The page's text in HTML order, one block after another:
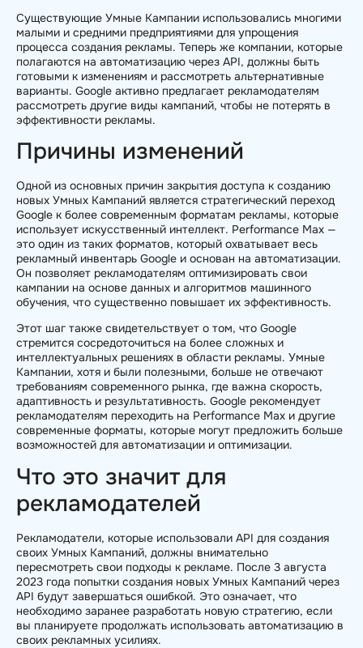
Существующие Умные Кампании использовались многими
малыми и средними предприятиями для упрощения
процесса создания рекламы. Теперь же компании, которые
полагаются на автоматизацию через API, должны быть
готовыми к изменениям и рассмотреть альтернативные
варианты. Google активно предлагает рекламодателям
рассмотреть другие виды кампаний, чтобы не потерять в
эффективности рекламы.
Причины изменений
Одной из основных причин закрытия доступа к созданию
новых Умных Кампаний является стратегический переход
Google к более современным форматам рекламы, которые
использует искусственный интеллект. Performance Max —
это один из таких форматов, который охватывает весь
рекламный инвентарь Google и основан на автоматизации.
Он позволяет рекламодателям оптимизировать свои
кампании на основе данных и алгоритмов машинного
обучения, что существенно повышает их эффективность.
Этот шаг также свидетельствует о том, что Google
стремится сосредоточиться на более сложных и
интеллектуальных решениях в области рекламы. Умные
Кампании, хотя и были полезными, больше не отвечают
требованиям современного рынка, где важна скорость,
адаптивность и результативность. Google рекомендует
рекламодателям переходить на Performance Max и другие
современные форматы, которые могут предложить больше
возможностей для автоматизации и оптимизации.
Что это значит для
рекламодателей
Рекламодатели, которые использовали API для создания
своих Умных Кампаний, должны внимательно
пересмотреть свои подходы к рекламе. После 3 августа
2023 года попытки создания новых Умных Кампаний через
API будут завершаться ошибкой. Это означает, что
необходимо заранее разработать новую стратегию, если
вы планируете продолжать использовать автоматизацию в
своих рекламных усилиях.